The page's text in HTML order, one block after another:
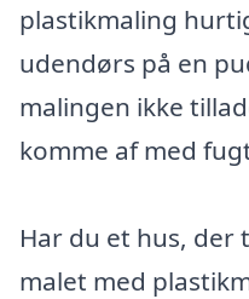
plastikmaling
udendørs på en
malingen ikke
komme af med
Har du et hus, der
malet med